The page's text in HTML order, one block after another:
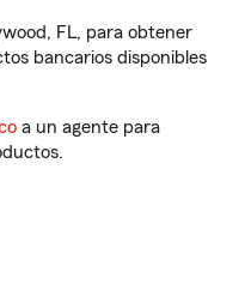
FL, para obtener
bancarios disponibles
a un agente para